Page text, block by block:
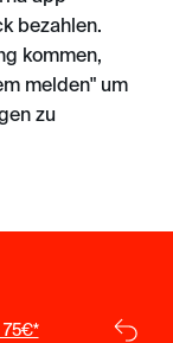
bezahlen.
kommen,
melden" um
zu
75€*